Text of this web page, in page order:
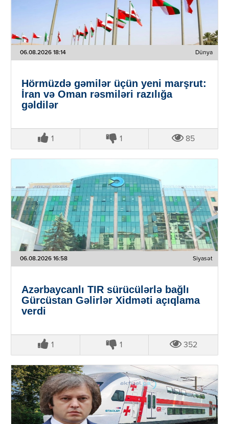
06.08.2026 18:14 Dünya
Hörmüzdə gəmilər üçün yeni marşrut:
İran və Oman rəsmiləri razılığa
gəldilər
1 1 85
06.08.2026 16:58 Siyasət
Azərbaycanlı TIR sürücülərlə bağlı
Gürcüstan Gəlirlər Xidməti açıqlama
verdi
1 1 352